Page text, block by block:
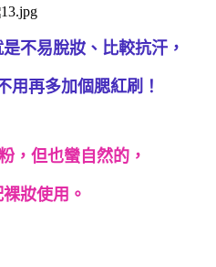
不易脫妝、比較抗汗，
用再多加個腮紅刷！
，但也蠻自然的，
妝使用。